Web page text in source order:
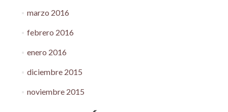
marzo 2016
febrero 2016
enero 2016
diciembre 2015
noviembre 2015